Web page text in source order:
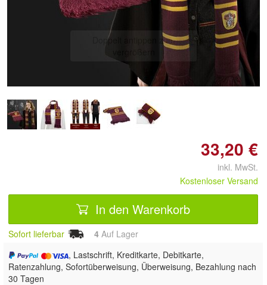
Doppelt antippen zum
33,20 €
inkl. MwSt.
Kostenloser Versand
In den Warenkorb
Sofort lieferbar 4 Auf Lager
, Lastschrift, Kreditkarte, Debitkarte,
Ratenzahlung, Sofortüberweisung, Überweisung, Bezahlung nach
30 Tagen